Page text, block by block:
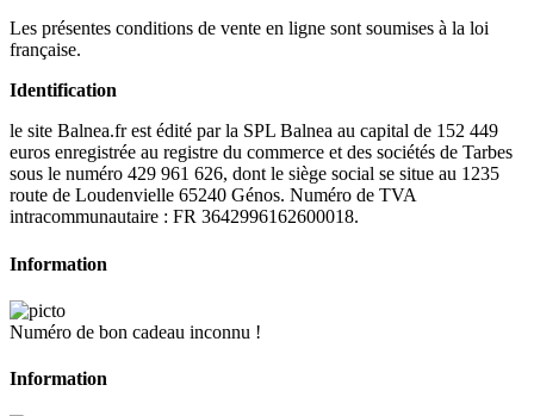
Les présentes conditions de vente en ligne sont soumises à la loi
française.
Identification
le site Balnea.fr est édité par la SPL Balnea au capital de 152 449
euros enregistrée au registre du commerce et des sociétés de Tarbes
sous le numéro 429 961 626, dont le siège social se situe au 1235
route de Loudenvielle 65240 Génos. Numéro de TVA
intracommunautaire : FR 3642996162600018.
Information
Numéro de bon cadeau inconnu !
Information